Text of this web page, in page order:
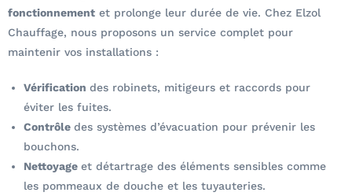
fonctionnement et prolonge leur durée de vie. Chez Elzol
Chauffage, nous proposons un service complet pour
maintenir vos installations :
Vérification des robinets, mitigeurs et raccords pour
éviter les fuites.
Contrôle des systèmes d’évacuation pour prévenir les
bouchons.
Nettoyage et détartrage des éléments sensibles comme
les pommeaux de douche et les tuyauteries.